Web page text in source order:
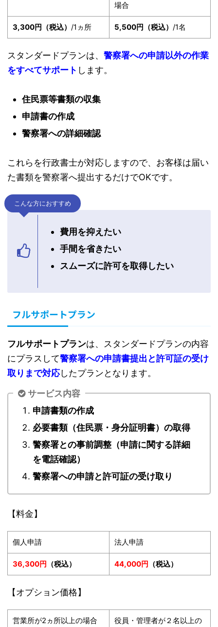
場合
3,300円（税込） /1ヵ所 5,500円（税込） /1名
スタンダードプランは、 警察署への申請以外の作業
をすべてサポート します。
住民票等書類の収集
申請書の作成
警察署への詳細確認
これらを行政書士が対応しますので、お客様は届い
た書類を警察署へ提出するだけでOKです。
こんな方におすすめ
費用を抑えたい
手間を省きたい
スムーズに許可を取得したい
フルサポートプラン
フルサポートプランは、スタンダードプランの内容
にプラスして警察署への申請書提出と許可証の受け
取りまで対応したプランとなります。
サービス内容
申請書類の作成
必要書類（住民票・身分証明書）の取得
警察署との事前調整（申請に関する詳細
を電話確認）
警察署への申請と許可証の受け取り
【料金】
個人申請 法人申請
36,300円 （税込） 44,000円 （税込）
【オプション価格】
営業所が2ヵ所以上の場合
役員・管理者が２名以上の